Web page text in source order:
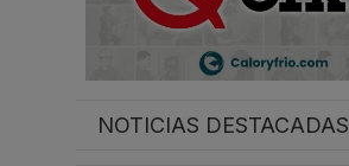
NOTICIAS DESTACADAS